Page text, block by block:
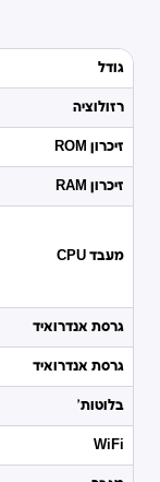
גודל
רזולוציה
זיכרון ROM
זיכרון RAM
מעבד CPU
גרסת אנדרואיד
גרסת אנדרואיד
בלוטות'
WiFi